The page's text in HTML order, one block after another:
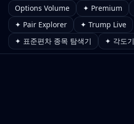
Options Volume
✦ Premium
✦ Pair Explorer
✦ Trump Live
✦ 표준편차 종목 탐색기
✦ 각도기